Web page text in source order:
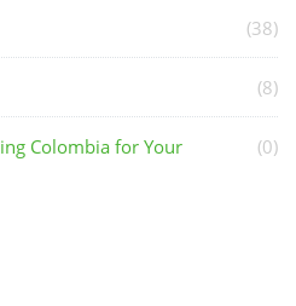
(38)
(8)
Colombia for Your
(0)